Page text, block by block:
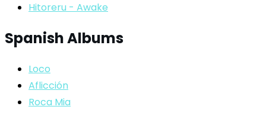
Hitoreru - Awake
Spanish Albums
Loco
Aflicción
Roca Mia